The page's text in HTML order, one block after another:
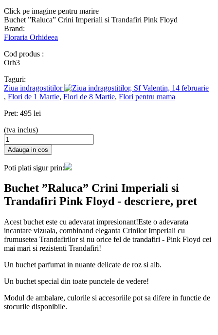
Click pe imagine pentru marire
Buchet ”Raluca” Crini Imperiali si Trandafiri Pink Floyd
Brand:
Floraria Orhideea
Cod produs :
Orh3
Taguri:
Ziua indragostitilor
, Flori de 1 Martie, Flori de 8 Martie, Flori pentru mama
Pret: 495 lei
(tva inclus)
Poti plati sigur prin:
Buchet ”Raluca” Crini Imperiali si
Trandafiri Pink Floyd - descriere, pret
Acest buchet este cu adevarat impresionant!Este o adevarata
incantare vizuala, combinand eleganta Crinilor Imperiali cu
frumusetea Trandafirilor si nu orice fel de trandafiri - Pink Floyd cei
mai mari si rezistenti Trandafiri!
Un buchet parfumat in nuante delicate de roz si alb.
Un buchet special din toate punctele de vedere!
Modul de ambalare, culorile si accesoriile pot sa difere in functie de
stocurile disponibile.